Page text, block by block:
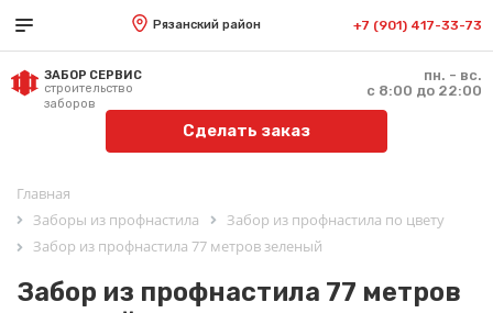
Рязанский район +7 (901) 417-33-73
ЗАБОР СЕРВИС
строительство
заборов
пн. - вс.
с 8:00 до 22:00
Сделать заказ
Главная
Заборы из профнастила
Забор из профнастила по цвету
Забор из профнастила 77 метров зеленый
Забор из профнастила 77 метров